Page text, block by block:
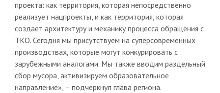
проекта: как территория, которая непосредственно
реализует нацпроекты, и как территория, которая
создает архитектуру и механику процесса обращения с
ТКО. Сегодня мы присутствуем на суперсовременных
производствах, которые могут конкурировать с
зарубежными аналогами. Мы также вводим раздельный
сбор мусора, активизируем образовательное
направление», – подчеркнул глава региона.